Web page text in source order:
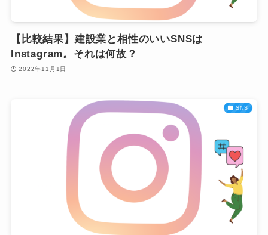
【比較結果】建設業と相性のいいSNSは
Instagram。それは何故？
2022年11月1日
SNS